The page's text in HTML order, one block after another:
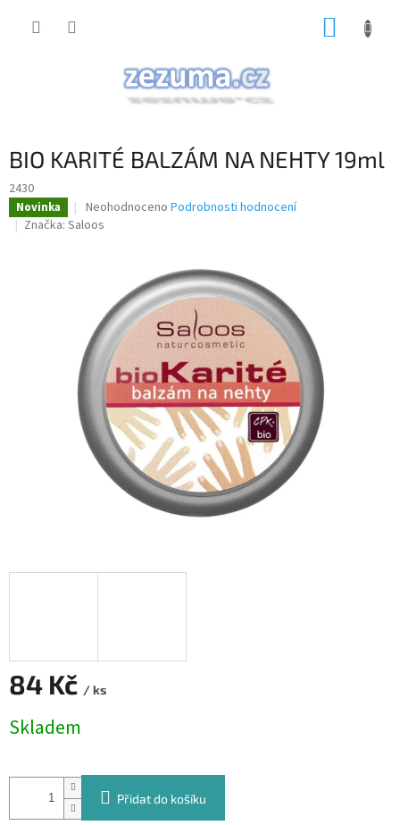
BIO KARITÉ BALZÁM NA NEHTY 19ml
2430
Novinka
Průměrné
hodnocení
hvězdiček.
Neohodnoceno Podrobnosti hodnocení
Značka: Saloos
84 Kč / ks
cena:
Skladem
Přidat do košíku